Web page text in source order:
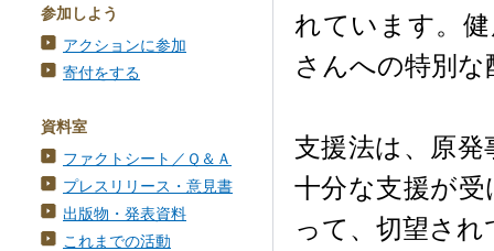
参加しよう
アクションに参加
寄付をする
資料室
ファクトシート／Ｑ＆Ａ
プレスリリース・意見書
出版物・発表資料
これまでの活動
れています。
さんへの特別
支援法は、原
十分な支援が
って、切望さ